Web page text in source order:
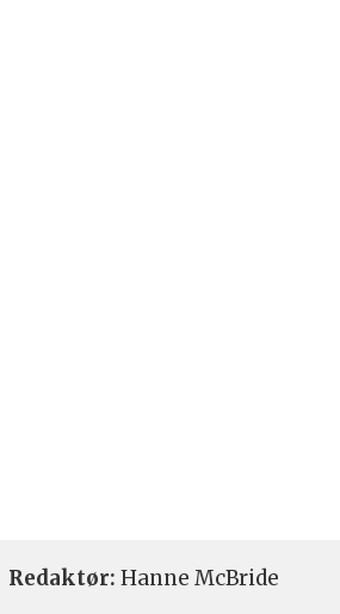
Redaktør: Hanne McBride